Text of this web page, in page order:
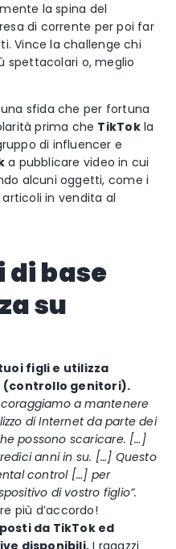
la spina del
di corrente per poi far
Vince la challenge chi
spettacolari o, meglio
sfida che per fortuna
prima che TikTokla
di influencer e
a pubblicare video in cui
alcuni oggetti, come i
in vendita al
base
su
figli e utilizza
(controllo genitori).
a mantenere
di Internet da parte dei
possono scaricare. […]
anni in su. […] Questo
control […] per
di vostro figlio”.
più d’accordo!
da TikTok ed
disponibili. I ragazzi